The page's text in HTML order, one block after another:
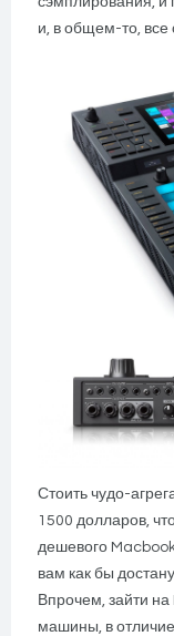
и, в общем-то, все
Стоить чудо-
1500 долларов,
дешевого
вам как бы
Впрочем, зайти на
машины, в отличие